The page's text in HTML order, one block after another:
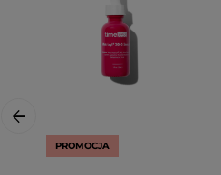
PROMOCJA